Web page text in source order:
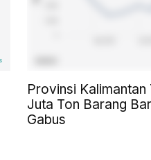
Provinsi
Juta Ton Barang
Gabus